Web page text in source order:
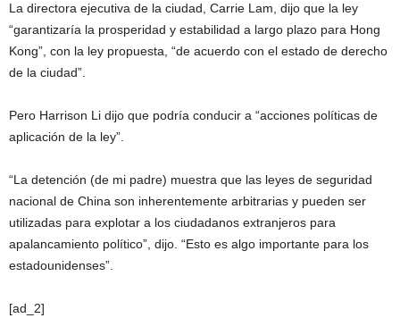
La directora ejecutiva de la ciudad, Carrie Lam, dijo que la ley
“garantizaría la prosperidad y estabilidad a largo plazo para Hong
Kong”, con la ley propuesta, “de acuerdo con el estado de derecho
de la ciudad”.
Pero Harrison Li dijo que podría conducir a “acciones políticas de
aplicación de la ley”.
“La detención (de mi padre) muestra que las leyes de seguridad
nacional de China son inherentemente arbitrarias y pueden ser
utilizadas para explotar a los ciudadanos extranjeros para
apalancamiento político”, dijo. “Esto es algo importante para los
estadounidenses”.
[ad_2]